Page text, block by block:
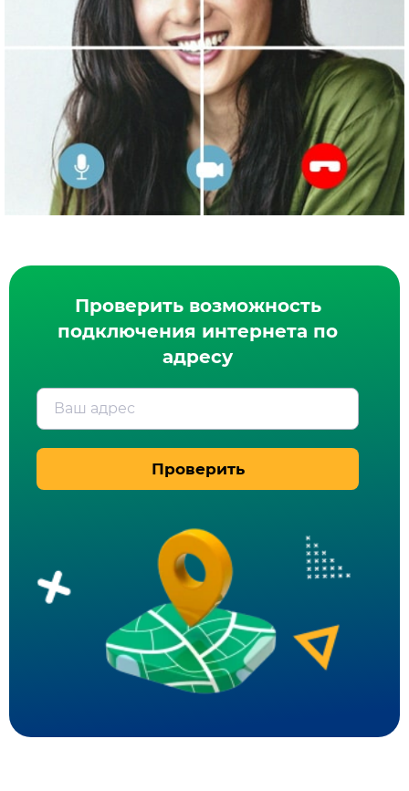
Проверить возможность
подключения интернета по
адресу
Ваш адрес
Проверить